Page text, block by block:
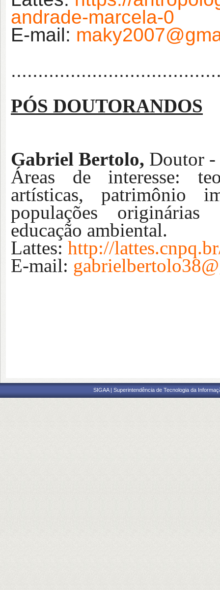
andrade-marcela-0
E-mail:
PÓS DOUTORANDOS
Gabriel Bertolo, Doutor
Áreas de interesse:
artísticas, patrimônio
populações originárias
educação ambiental.
Lattes: http://
E-mail:
SIGAA | Superintendência de Tecnologia da